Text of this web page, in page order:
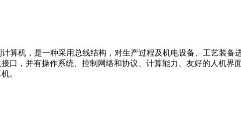
计算机，是一种采用总线结构，对生产过程及机电设备、工艺装
口，并有操作系统、控制网络和协议、计算能力、友好的人机
。